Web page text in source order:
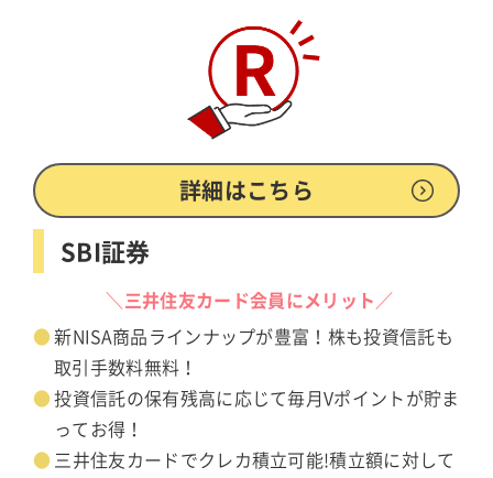
詳細はこちら
SBI証券
＼三井住友カード会員にメリット／
新NISA商品ラインナップが豊富！株も投資信託も
取引手数料無料！
投資信託の保有残高に応じて毎月Vポイントが貯ま
ってお得！
三井住友カードでクレカ積立可能!積立額に対して